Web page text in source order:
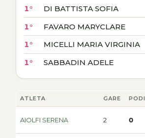
1° DI BATTISTA SOFIA
1° FAVARO MARYCLARE
1° MICELLI MARIA VIRGINIA
1° SABBADIN ADELE
ATLETA GARE PODI
AIOLFI SERENA 2 0